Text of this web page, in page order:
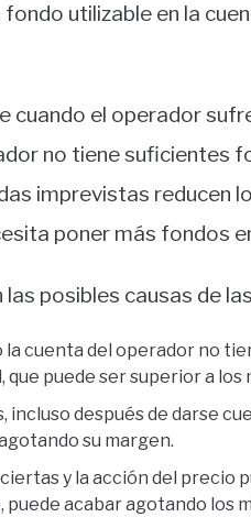
utilizable en la
cuando el operador
no tiene suficientes
imprevistas reducen
poner más fondos
posibles causas de
la cuenta del operador no
puede ser superior a los
incluso después de darse
su margen.
y la acción del precio
puede acabar agotando los